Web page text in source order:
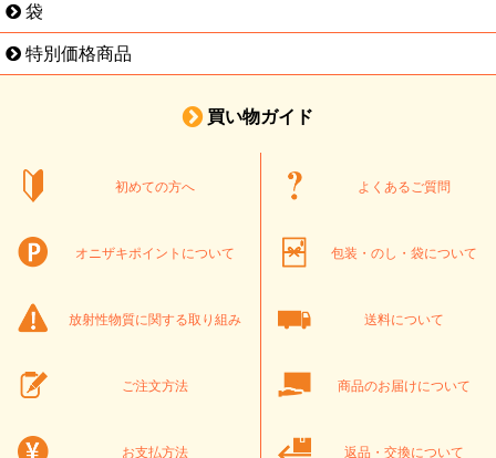
袋
特別価格商品
買い物ガイド
初めての方へ よくあるご質問
オニザキポイントについて 包装・のし・袋について
放射性物質に関する取り組み 送料について
ご注文方法 商品のお届けについて
お支払方法 返品・交換について